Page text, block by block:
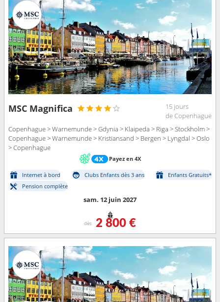
MSC Magnifica
15 jours
de Copenhague
Copenhague > Warnemunde > Gdynia > Klaipeda > Riga > Stockholm >
Copenhague > Warnemunde > Kristiansand > Bergen > Lyngdal > Oslo
> Copenhague
Payez en 4X
Internet à bord Clubs Enfants dès 3 ans
Enfants Gratuits*
Pension complète
sam. 12 juin 2027
dès 2 800 €